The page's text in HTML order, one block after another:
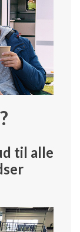
til alle